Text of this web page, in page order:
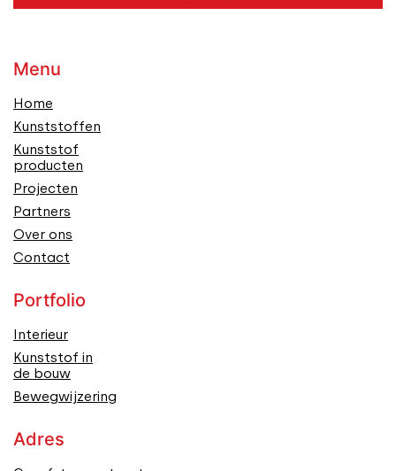
Menu
Home
Kunststoffen
Kunststof
producten
Projecten
Partners
Over ons
Contact
Portfolio
Interieur
Kunststof in
de bouw
Bewegwijzering
Adres